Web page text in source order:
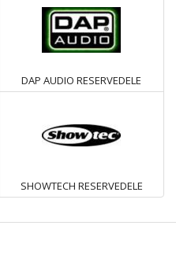
DAP AUDIO RESERVEDELE
SHOWTECH RESERVEDELE